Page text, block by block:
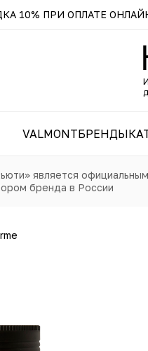
10% ПРИ ОПЛАТЕ
VALMONTБРЕНДЫ
является официальным
бренда в России